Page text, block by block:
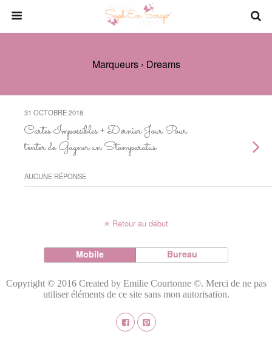
Marqueurs › Dreams
31 OCTOBRE 2018
Cartes Impossibles + Dernier Jour Pour
tenter de Gagner un Stamparatus
AUCUNE RÉPONSE
Retour au début
Mobile Bureau
Copyright © 2016 Created by Emilie Courtonne ©. Merci de ne pas
utiliser éléments de ce site sans mon autorisation.